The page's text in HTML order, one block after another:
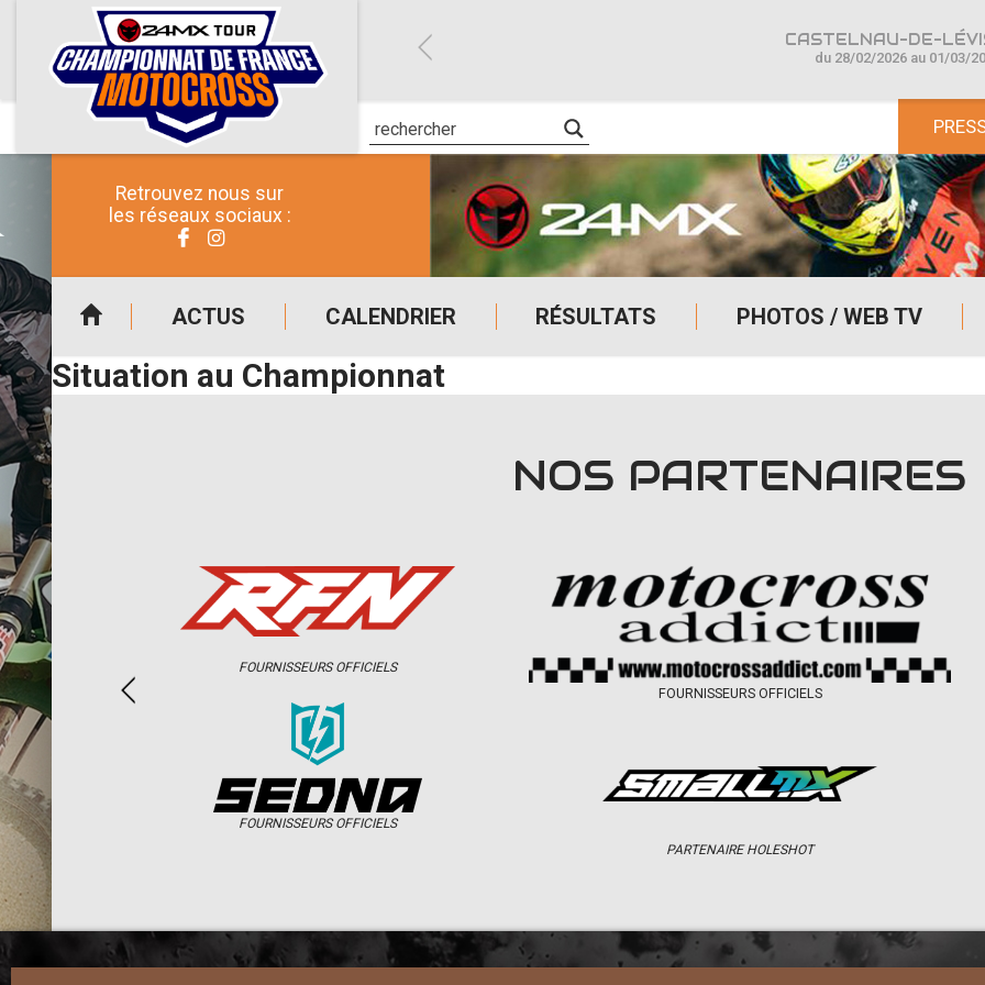
Retrouvez nous sur
les réseaux sociaux :
ACTUS CALENDRIER RÉSULTATS PHOTOS / WEB TV
CASTELNAU-DE-
du 28/02/2026 au 01/03/
Situation au Championnat
NOS PARTENAIRES
FOURNISSEURS OFFICIELS
FOURNISSEURS OFFICIELS
FOURNISSEURS OFFICIELS
PARTENAIRE HOLESHOT